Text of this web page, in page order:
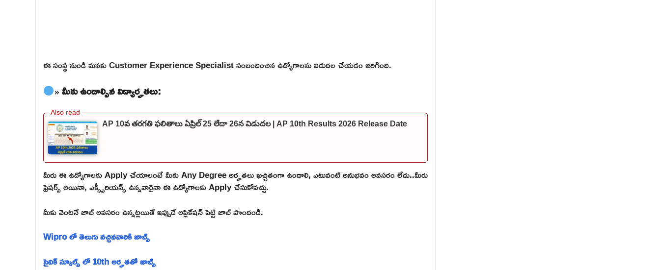
ఈ సంస్థ నుండి మనకు Customer Experience Specialist సంబందించిన ఉద్యోగాలను విడుదల చేయడం జరిగింది.
» మీకు ఉండాల్సిన విద్యార్హతలు:
AP 10వ తరగతి ఫలితాలు ఏప్రిల్ 25 లేదా 26న విడుదల | AP 10th Results 2026 Release Date
మీరు ఈ ఉద్యోగాలకు Apply చేయాలంటే మీకు Any Degree అర్హతలు ఖచ్చితంగా ఉండాలి, ఎటువంటి అనుభవం అవసరం లేదు..మీరు
ఫ్రెషర్స్ అయినా, ఎక్స్పీరియన్స్ ఉన్నవారైనా ఈ ఉద్యోగాలకు Apply చేసుకోవచ్చు.
మీకు వెంటనే జాబ్ అవసరం ఉన్నట్లయితే ఇప్పుడే అప్లికేషన్ పెట్టి జాబ్ పొందండి.
Wipro లో తెలుగు వచ్చినవారికి జాబ్స్
సైనిక్ స్కూల్స్ లో 10th అర్హతతో జాబ్స్